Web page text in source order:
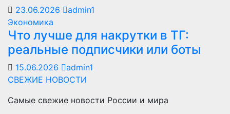
23.06.2026
admin1
Экономика
Что лучше для накрутки в ТГ:
реальные подписчики или боты
15.06.2026
admin1
СВЕЖИЕ НОВОСТИ
Самые свежие новости России и мира